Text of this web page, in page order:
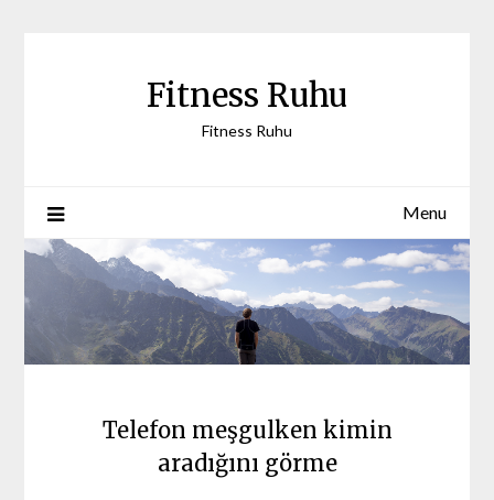
Fitness Ruhu
Fitness Ruhu
Menu
Telefon meşgulken kimin
aradığını görme